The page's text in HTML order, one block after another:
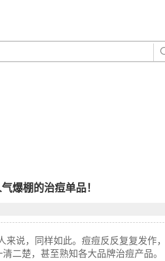
爆棚的治痘单品！
来说，同样如此。痘痘反反复复发作
二楚，甚至熟知各大品牌治痘产品。